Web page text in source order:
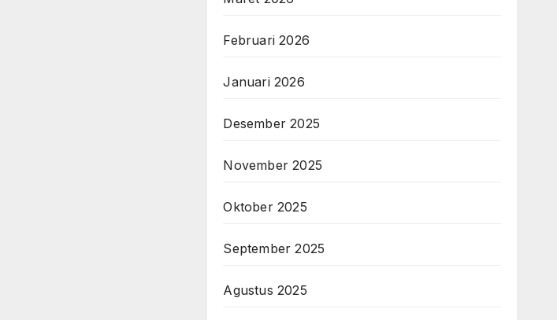
Februari 2026
Januari 2026
Desember 2025
November 2025
Oktober 2025
September 2025
Agustus 2025